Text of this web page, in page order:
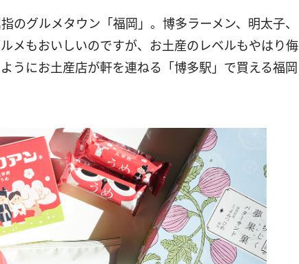
のグルメタウン「福岡」。博多ラーメン、明太子、
メもおいしいのですが、お土産のレベルもやはり侮
うにお土産店が軒を連ねる「博多駅」で買える福岡